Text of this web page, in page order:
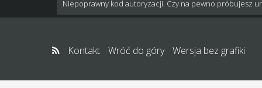
Niepoprawny kod autoryzacji. Czy na pewno próbujesz
Kontakt Wróć do góry Wersja bez grafiki